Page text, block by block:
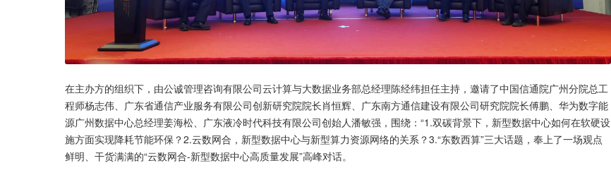
在主办方的组织下，由公诚管理咨询有限公司云计算与大数据业务部总经理陈经纬担任主持，邀请了中国信通院广州分院总工
程师杨志伟、广东省通信产业服务有限公司创新研究院院长肖恒辉、广东南方通信建设有限公司研究院院长傅鹏、华为数字能
源广州数据中心总经理姜海松、广东液冷时代科技有限公司创始人潘敏强，围绕：“1.双碳背景下，新型数据中心如何在软硬设
施方面实现降耗节能环保？2.云数网合，新型数据中心与新型算力资源网络的关系？3.“东数西算”三大话题，奉上了一场观点
鲜明、干货满满的“云数网合-新型数据中心高质量发展”高峰对话。